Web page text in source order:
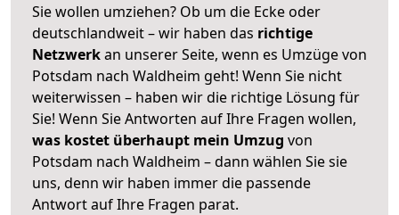
Sie wollen umziehen? Ob um die Ecke oder
deutschlandweit – wir haben das richtige
Netzwerkan unserer Seite, wenn es Umzüge von
Potsdam nach Waldheim geht! Wenn Sie nicht
weiterwissen – haben wir die richtige Lösung für
Sie! Wenn Sie Antworten auf Ihre Fragen wollen,
was kostet überhaupt mein Umzug von
Potsdam nach Waldheim – dann wählen Sie sie
uns, denn wir haben immer die passende
Antwort auf Ihre Fragen parat.